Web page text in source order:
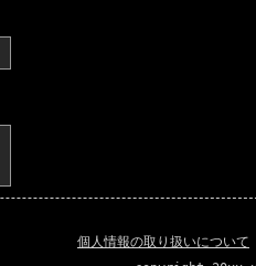
個人情報の取り扱いについて